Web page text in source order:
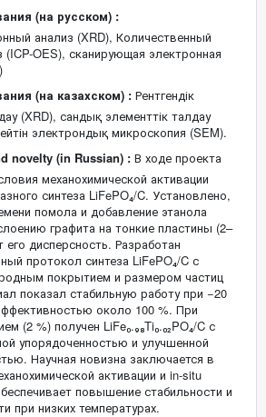
(на русском) :
анализ (XRD), Количественный
(ICP-OES), сканирующая электронная
(на казахском) : Рентгендік
(XRD), сандық элементтік талдау
электрондық микроскопия (SEM).
novelty (in Russian) : В ходе проекта
механохимической активации
синтеза LiFePO₄/C. Установлено,
помола и добавление этанола
графита на тонкие пластины (2–
дисперсность. Разработан
протокол синтеза LiFePO₄/C с
покрытием и размером частиц
показал стабильную работу при −20
около 100 %. При
(2 %) получен LiFe₀.₉₈Ti₀.₀₂PO₄/C с
упорядоченностью и улучшенной
Научная новизна заключается в
активации и in-situ
повышение стабильности и
при низких температурах.